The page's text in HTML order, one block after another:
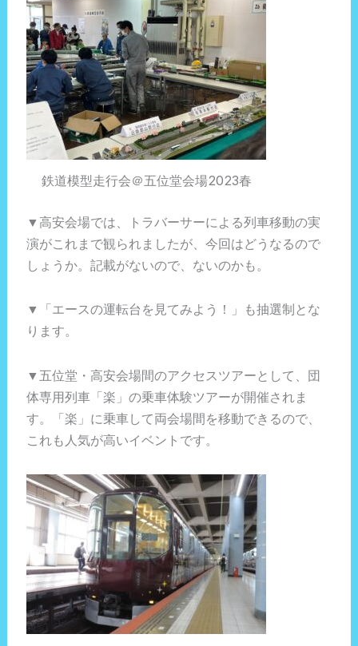
鉄道模型走行会＠五位堂会場2023春
▼高安会場では、トラバーサーによる列車移動の実
演がこれまで観られましたが、今回はどうなるので
しょうか。記載がないので、ないのかも。
▼「エースの運転台を見てみよう！」も抽選制とな
ります。
▼五位堂・高安会場間のアクセスツアーとして、団
体専用列車「楽」の乗車体験ツアーが開催されま
す。「楽」に乗車して両会場間を移動できるので、
これも人気が高いイベントです。